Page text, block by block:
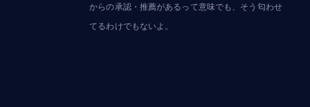
からの承認・推薦があるって意味でも、そう匂わせ
てるわけでもないよ。